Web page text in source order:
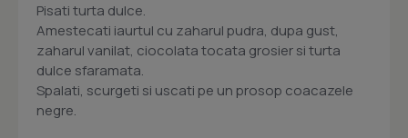
Pisati turta dulce.
Amestecati iaurtul cu zaharul pudra, dupa gust,
zaharul vanilat, ciocolata tocata grosier si turta
dulce sfaramata.
Spalati, scurgeti si uscati pe un prosop coacazele
negre.